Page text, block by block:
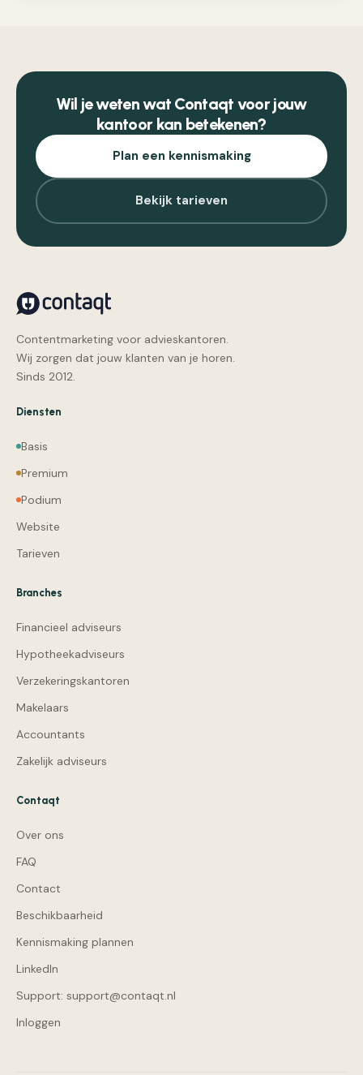
Wil je weten wat Contaqt voor jouw
kantoor kan betekenen?
Plan een kennismaking
Bekijk tarieven
Contentmarketing voor advieskantoren.
Wij zorgen dat jouw klanten van je horen.
Sinds 2012.
Diensten
Basis
Premium
Podium
Website
Tarieven
Branches
Financieel adviseurs
Hypotheekadviseurs
Verzekeringskantoren
Makelaars
Accountants
Zakelijk adviseurs
Contaqt
Over ons
FAQ
Contact
Beschikbaarheid
Kennismaking plannen
LinkedIn
Support: support@contaqt.nl
Inloggen